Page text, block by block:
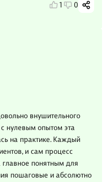
1 0
внушительного
нулевым опытом эта
на практике. Каждый
и сам процесс
главное понятным для
пошаговые и абсолютно